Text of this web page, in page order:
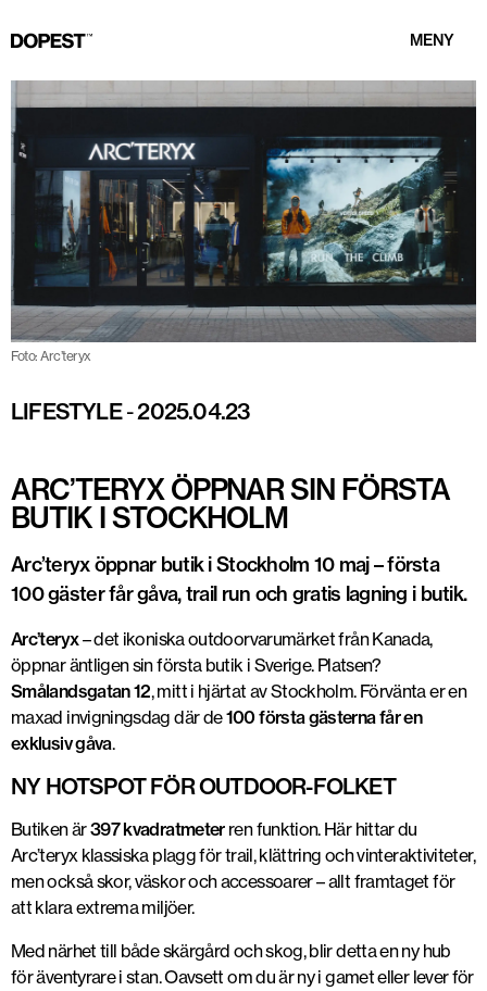
MENY
Foto: Arc’teryx
LIFESTYLE-2025.04.23
ARC’TERYX ÖPPNAR SIN FÖRSTA
BUTIK I STOCKHOLM
Arc’teryx öppnar butik i Stockholm 10 maj – första
100 gäster får gåva, trail run och gratis lagning i butik.
Arc’teryx– det ikoniska outdoorvarumärket från Kanada,
öppnar äntligen sinförsta butik i Sverige. Platsen?
Smålandsgatan 12, mitt i hjärtat av Stockholm. Förvänta er en
maxad invigningsdag där de100 första gästerna får en
exklusiv gåva.
NY HOTSPOT FÖR OUTDOOR-FOLKET
Butiken är397 kvadratmeterren funktion. Här hittar du
Arc’teryx klassiska plagg förtrail, klättring och vinteraktiviteter,
men också skor, väskor och accessoarer – allt framtaget för
att klara extrema miljöer.
Med närhet till både skärgård och skog, blir detta en ny hub
för äventyrare i stan. Oavsett om du är ny i gamet eller lever för